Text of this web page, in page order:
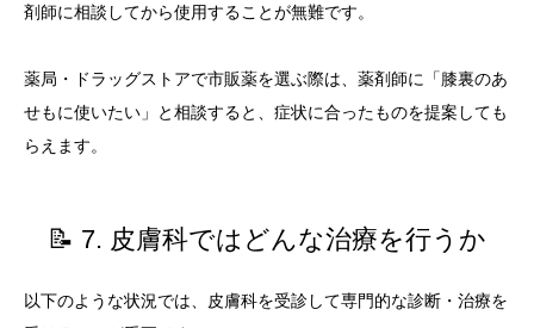
剤師に相談してから使用することが無難です。
薬局・ドラッグストアで市販薬を選ぶ際は、薬剤師に「膝裏のあ
せもに使いたい」と相談すると、症状に合ったものを提案しても
らえます。
📝 7. 皮膚科ではどんな治療を行うか
以下のような状況では、皮膚科を受診して専門的な診断・治療を